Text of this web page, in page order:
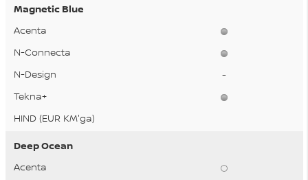
Magnetic Blue
-
Deep Ocean